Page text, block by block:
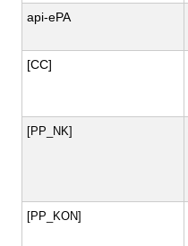
api-ePA
[CC]
[PP_NK]
[PP_KON]